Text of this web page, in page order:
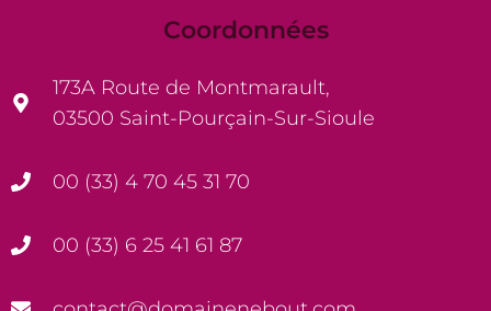
Coordonnées
173A Route de Montmarault,
03500 Saint-Pourçain-Sur-Sioule
00 (33) 4 70 45 31 70
00 (33) 6 25 41 61 87